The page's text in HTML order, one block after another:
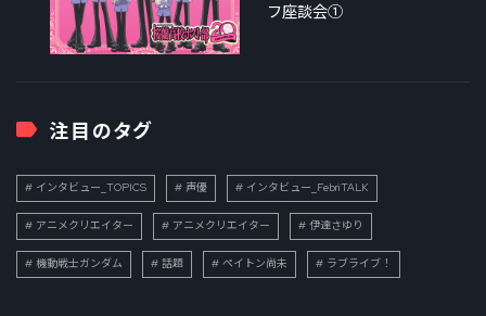
フ座談会①
注目のタグ
インタビュー_TOPICS 声優 インタビュー_FebriTALK
アニメクリエイター アニメクリエイター 伊達さゆり
機動戦士ガンダム 話題 ペイトン尚未 ラブライブ！